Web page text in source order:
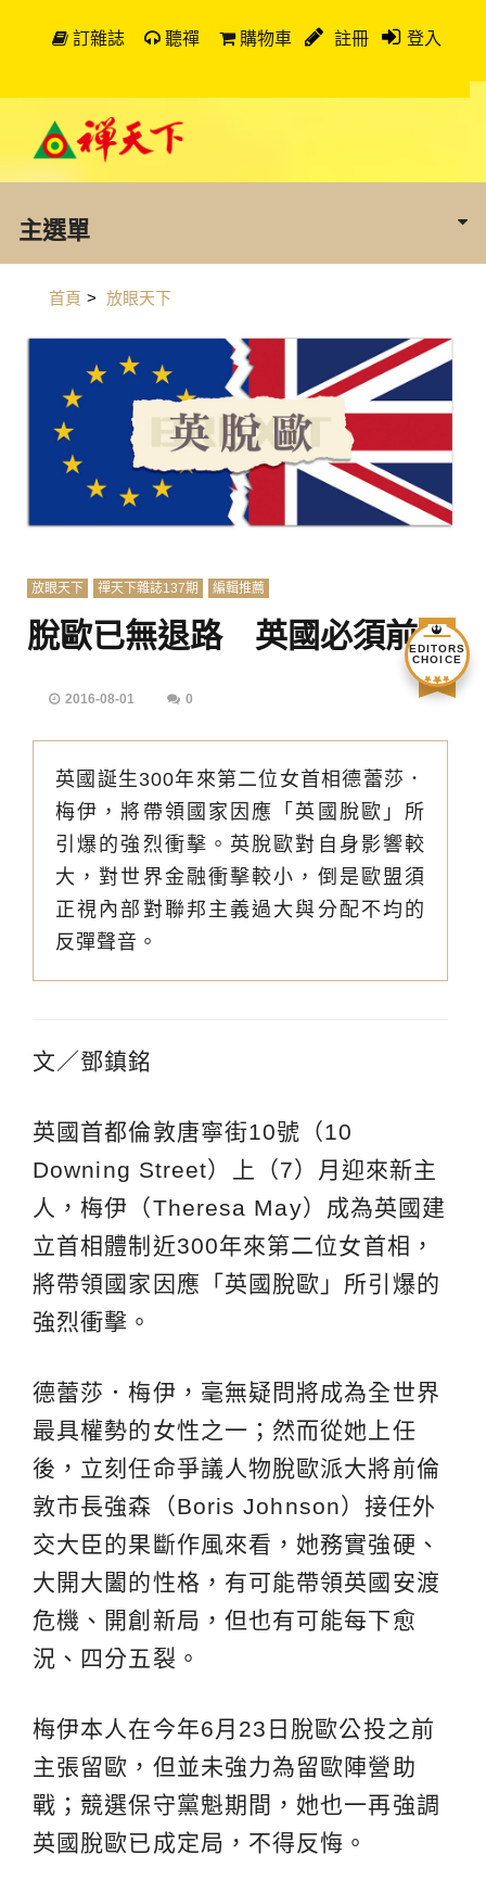
訂雜誌 聽禪 購物車 註冊 登入
主選單
首頁 > 放眼天下
放眼天下 禪天下雜誌137期 編輯推薦
脫歐已無退路 英國必須前行
2016-08-01 0
EDITORS
CHOICE
英國誕生300年來第二位女首相德蕾莎．
梅伊，將帶領國家因應「英國脫歐」所
引爆的強烈衝擊。英脫歐對自身影響較
大，對世界金融衝擊較小，倒是歐盟須
正視內部對聯邦主義過大與分配不均的
反彈聲音。
文／鄧鎮銘
英國首都倫敦唐寧街10號（10
Downing Street）上（7）月迎來新主
人，梅伊（Theresa May）成為英國建
立首相體制近300年來第二位女首相，
將帶領國家因應「英國脫歐」所引爆的
強烈衝擊。
德蕾莎．梅伊，毫無疑問將成為全世界
最具權勢的女性之一；然而從她上任
後，立刻任命爭議人物脫歐派大將前倫
敦市長強森（Boris Johnson）接任外
交大臣的果斷作風來看，她務實強硬、
大開大闔的性格，有可能帶領英國安渡
危機、開創新局，但也有可能每下愈
況、四分五裂。
梅伊本人在今年6月23日脫歐公投之前
主張留歐，但並未強力為留歐陣營助
戰；競選保守黨魁期間，她也一再強調
英國脫歐已成定局，不得反悔。